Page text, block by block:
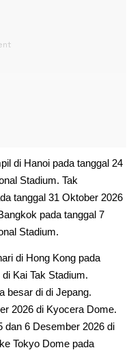
di Hanoi pada tanggal 24
Stadium. Tak
tanggal 31 Oktober 2026
pada tanggal 7
Stadium.
di Hong Kong pada
Kai Tak Stadium.
besar di di Jepang.
2026 di Kyocera Dome.
dan 6 Desember 2026 di
Tokyo Dome pada